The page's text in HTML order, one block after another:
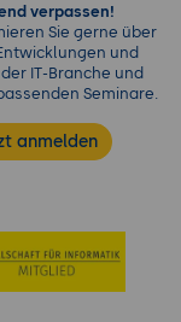
verpassen!
Sie gerne über
und
IT-Branche und
Seminare.
anmelden